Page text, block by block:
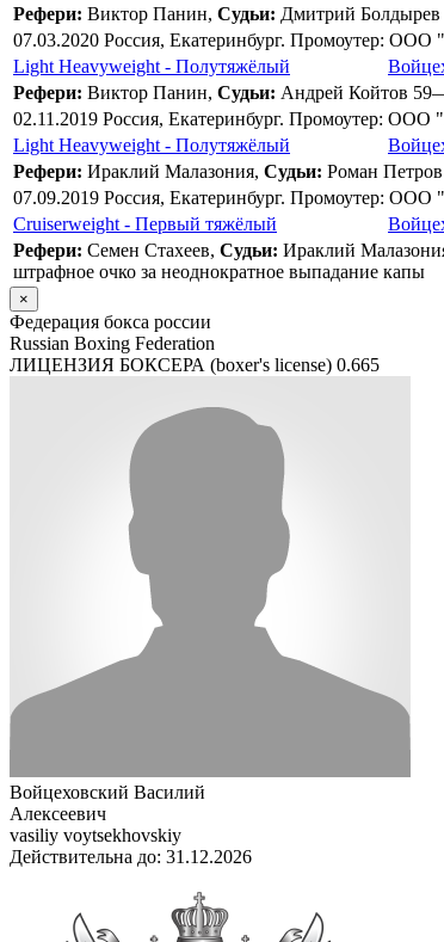
Рефери: Виктор Панин, Судьи: Дмитрий
07.03.2020 Россия, Екатеринбург. Промоутер:
Light Heavyweight - Полутяжёлый
Рефери: Виктор Панин, Судьи: Андрей Койтов
02.11.2019 Россия, Екатеринбург. Промоутер:
Light Heavyweight - Полутяжёлый
Рефери: Ираклий Малазония, Судьи: Роман
07.09.2019 Россия, Екатеринбург. Промоутер:
Cruiserweight - Первый тяжёлый
Рефери: Семен Стахеев, Судьи: Ираклий
штрафное очко за неоднократное выпадание капы
×
Федерация бокса россии
Russian Boxing Federation
ЛИЦЕНЗИЯ БОКСЕРА (boxer's license) 0.665
Войцеховский Василий
Алексеевич
vasiliy voytsekhovskiy
Действительна до: 31.12.2026